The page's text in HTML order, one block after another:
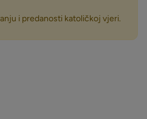
i predanosti katoličkoj vjeri.